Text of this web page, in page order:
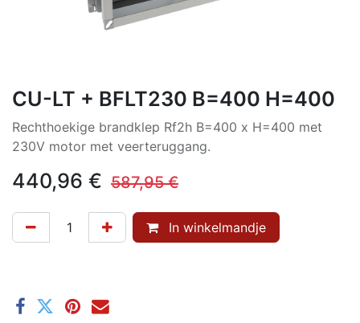
CU-LT + BFLT230 B=400 H=400
Rechthoekige brandklep Rf2h B=400 x H=400 met
230V motor met veerteruggang.
440,96 € 587,95€
In winkelmandje